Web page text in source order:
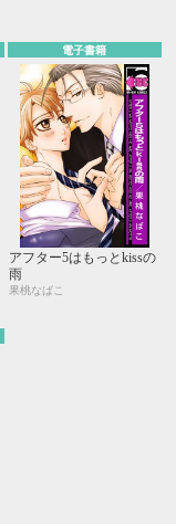
電子書籍
アフター5はもっとkissの
雨
果桃なばこ